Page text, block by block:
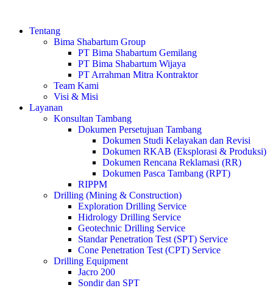
Tentang
Bima Shabartum Group
PT Bima Shabartum Gemilang
PT Bima Shabartum Wijaya
PT Arrahman Mitra Kontraktor
Team Kami
Visi & Misi
Layanan
Konsultan Tambang
Dokumen Persetujuan Tambang
Dokumen Studi Kelayakan dan Revisi
Dokumen RKAB (Eksplorasi & Produksi)
Dokumen Rencana Reklamasi (RR)
Dokumen Pasca Tambang (RPT)
RIPPM
Drilling (Mining & Construction)
Exploration Drilling Service
Hidrology Drilling Service
Geotechnic Drilling Service
Standar Penetration Test (SPT) Service
Cone Penetration Test (CPT) Service
Drilling Equipment
Jacro 200
Sondir dan SPT